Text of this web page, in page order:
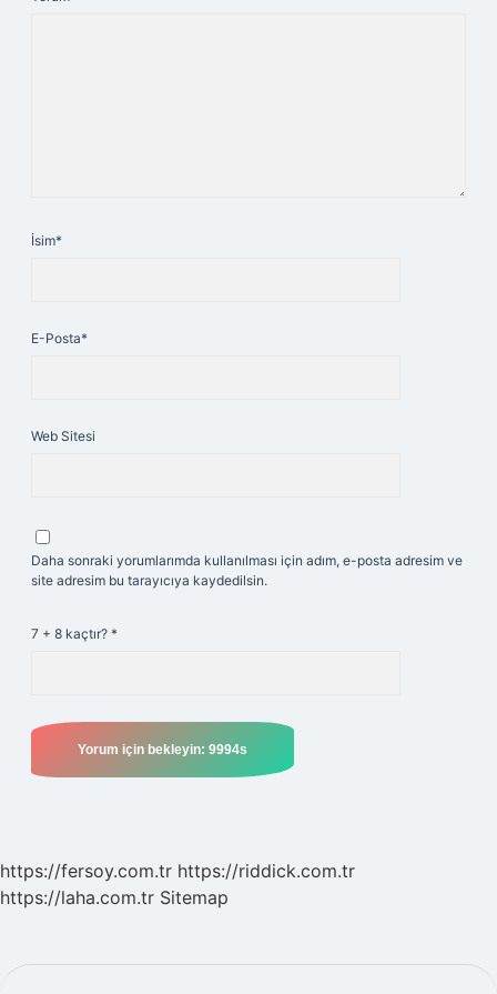
İsim*
E-Posta*
Web Sitesi
Daha sonraki yorumlarımda kullanılması için adım, e-posta adresim ve
site adresim bu tarayıcıya kaydedilsin.
7 + 8 kaçtır? *
https://fersoy.com.tr https://riddick.com.tr
https://laha.com.tr Sitemap